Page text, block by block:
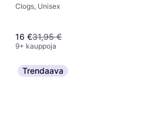
Clogs, Unisex
16 €31,95 €
9+ kauppoja
Trendaava